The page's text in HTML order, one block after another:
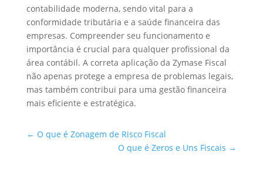
contabilidade moderna, sendo vital para a
conformidade tributária e a saúde financeira das
empresas. Compreender seu funcionamento e
importância é crucial para qualquer profissional da
área contábil. A correta aplicação da Zymase Fiscal
não apenas protege a empresa de problemas legais,
mas também contribui para uma gestão financeira
mais eficiente e estratégica.
← O que é Zonagem de Risco Fiscal
O que é Zeros e Uns Fiscais →